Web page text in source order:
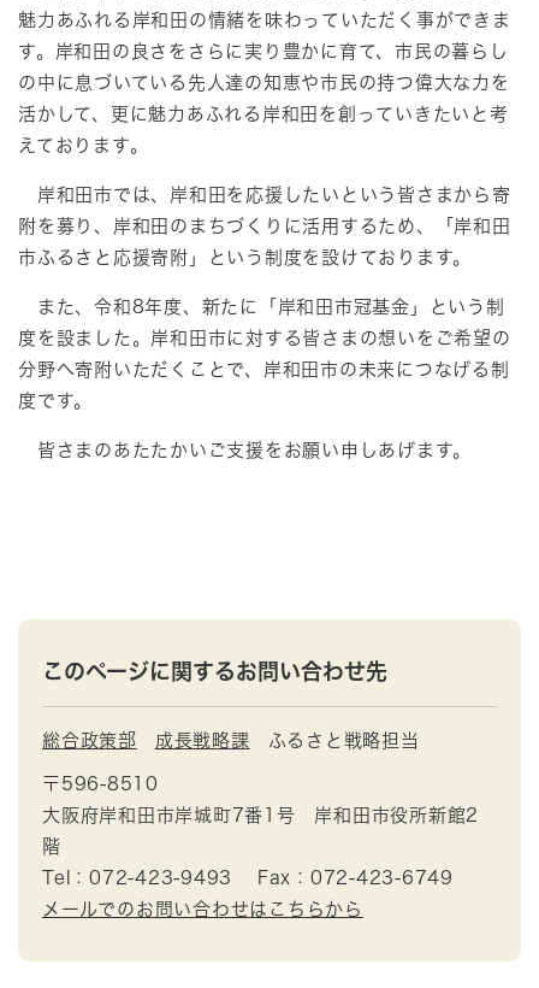
魅力あふれる岸和田の情緒を味わっていただく事ができま
す。岸和田の良さをさらに実り豊かに育て、市民の暮らし
の中に息づいている先人達の知恵や市民の持つ偉大な力を
活かして、更に魅力あふれる岸和田を創っていきたいと考
えております。
岸和田市では、岸和田を応援したいという皆さまから寄
附を募り、岸和田のまちづくりに活用するため、「岸和田
市ふるさと応援寄附」という制度を設けております。
また、令和8年度、新たに「岸和田市冠基金」という制
度を設ました。岸和田市に対する皆さまの想いをご希望の
分野へ寄附いただくことで、岸和田市の未来につなげる制
度です。
皆さまのあたたかいご支援をお願い申しあげます。
このページに関するお問い合わせ先
総合政策部 成長戦略課 ふるさと戦略担当
〒596-8510
大阪府岸和田市岸城町7番1号 岸和田市役所新館2
階
Tel：072-423-9493
Fax：072-423-6749
メールでのお問い合わせはこちらから